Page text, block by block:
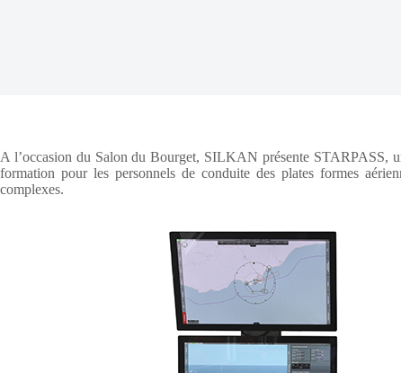
A l’occasion du Salon du Bourget, SILKAN présente STARPASS,
formation pour les personnels de conduite des plates formes
complexes.